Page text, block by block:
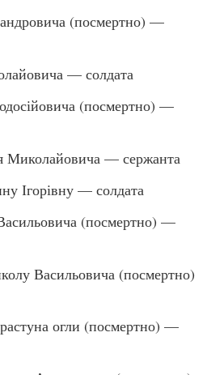
(посмертно) —
— солдата
(посмертно) —
— сержанта
Ігорівну — солдата
(посмертно) —
Васильовича (посмертно)
огли (посмертно) —